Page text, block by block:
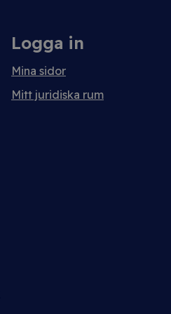
Logga in
Mina sidor
Mitt juridiska rum